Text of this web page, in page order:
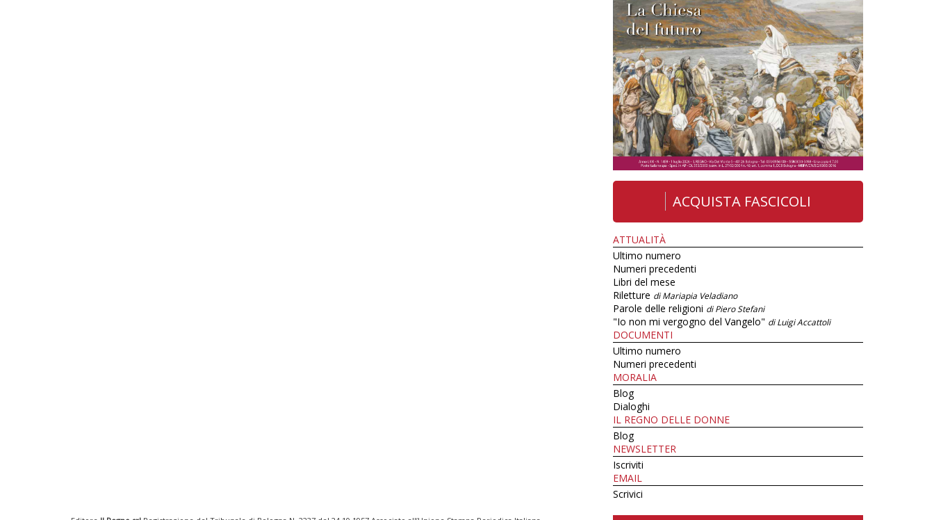
ACQUISTA FASCICOLI
ATTUALITÀ
Ultimo numero
Numeri precedenti
Libri del mese
Riletture di Mariapia Veladiano
Parole delle religioni di Piero Stefani
"Io non mi vergogno del Vangelo" di Luigi Accattoli
DOCUMENTI
Ultimo numero
Numeri precedenti
MORALIA
Blog
Dialoghi
IL REGNO DELLE DONNE
Blog
NEWSLETTER
Iscriviti
EMAIL
Scrivici